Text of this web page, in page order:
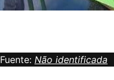
Fuente: Não identificada